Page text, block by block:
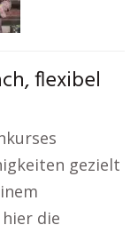
flexibel
gezielt
die